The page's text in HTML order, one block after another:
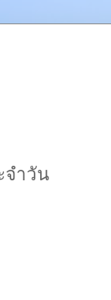
จำวัน